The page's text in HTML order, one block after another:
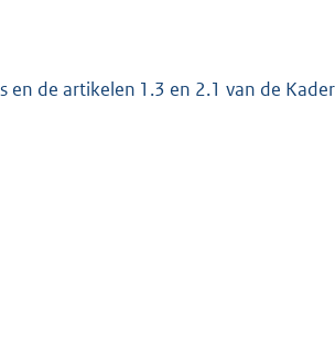
oen de artikelen 1.3 en 2.1 van de